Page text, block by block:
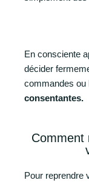
En consciente
décider
commandes ou
consentantes.
Comment
Pour reprendre